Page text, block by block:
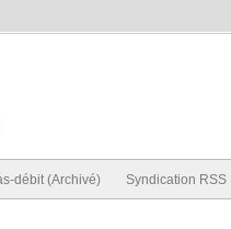
débit (Archivé) Syndication RSS